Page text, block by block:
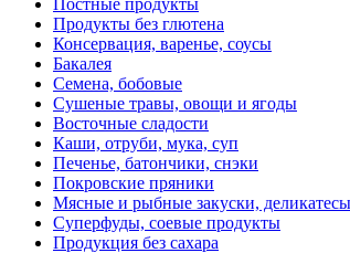
Продукты без глютена
Консервация, варенье, соусы
Бакалея
Семена, бобовые
Сушеные травы, овощи и ягоды
Восточные сладости
Каши, отруби, мука, суп
Печенье, батончики, снэки
Покровские пряники
Мясные и рыбные закуски, деликатесы
Суперфуды, соевые продукты
Продукция без сахара